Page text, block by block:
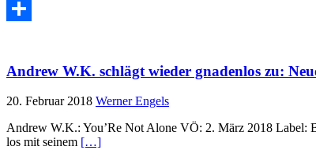
Email
Andrew W.K. schlägt wieder gnadenlos zu:
20. Februar 2018 Werner Engels
Andrew W.K.: You’Re Not Alone VÖ: 2. März 2018 Label:
los mit seinem […]